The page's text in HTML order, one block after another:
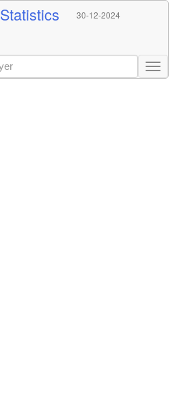
Statistics 30-12-2024